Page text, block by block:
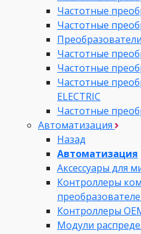
Частотные
Частотные
Частотные
Частотные
Частотные
ELECTRIC
Частотные
Автоматизация
Назад
Автоматизация
Аксессуары для
Контроллеры
Контроллеры
Модули